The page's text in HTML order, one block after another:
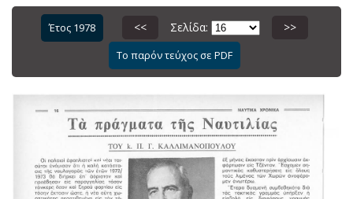
Έτος 1978 << Σελίδα: >>
Το παρόν τεύχος σε PDF